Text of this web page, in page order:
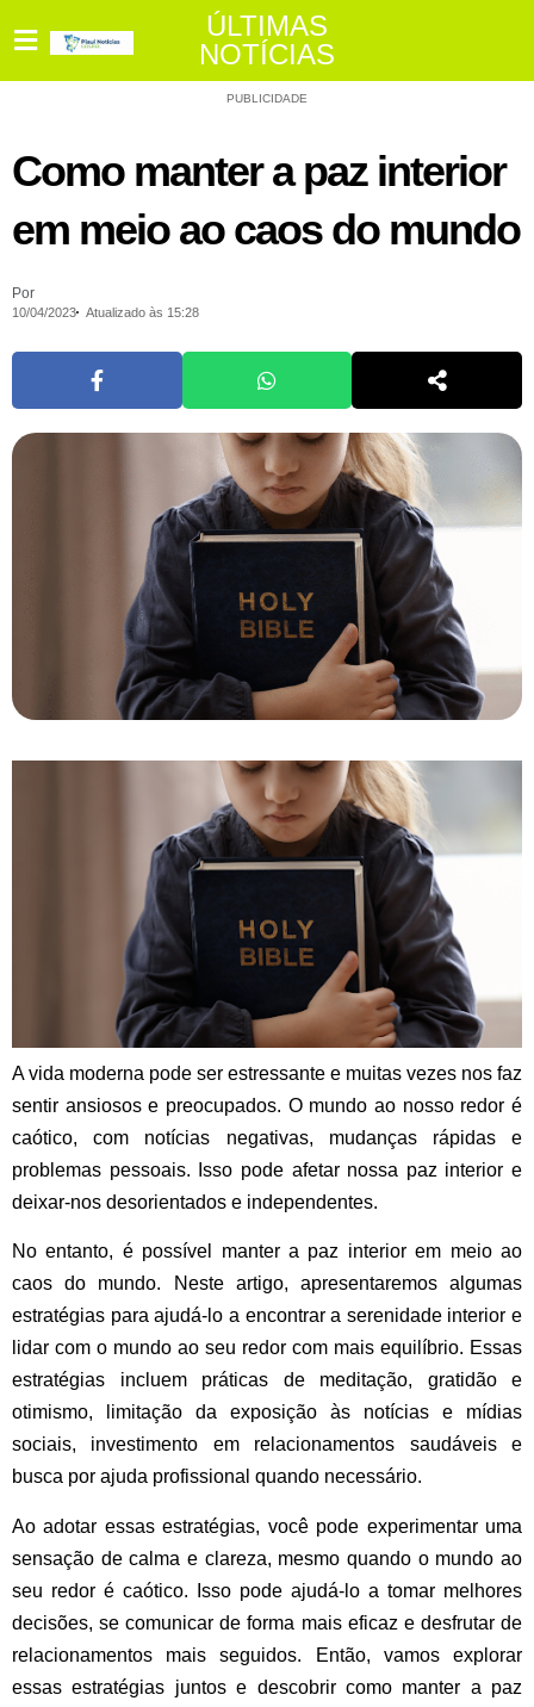
ÚLTIMAS
NOTÍCIAS
PUBLICIDADE
Como manter a paz interior
em meio ao caos do mundo
Por
10/04/2023 Atualizado às 15:28
A vida moderna pode ser estressante e muitas vezes nos faz
sentir ansiosos e preocupados. O mundo ao nosso redor é
caótico, com notícias negativas, mudanças rápidas e
problemas pessoais. Isso pode afetar nossa paz interior e
deixar-nos desorientados e independentes.
No entanto, é possível manter a paz interior em meio ao
caos do mundo. Neste artigo, apresentaremos algumas
estratégias para ajudá-lo a encontrar a serenidade interior e
lidar com o mundo ao seu redor com mais equilíbrio. Essas
estratégias incluem práticas de meditação, gratidão e
otimismo, limitação da exposição às notícias e mídias
sociais, investimento em relacionamentos saudáveis ​​e
busca por ajuda profissional quando necessário.
Ao adotar essas estratégias, você pode experimentar uma
sensação de calma e clareza, mesmo quando o mundo ao
seu redor é caótico. Isso pode ajudá-lo a tomar melhores
decisões, se comunicar de forma mais eficaz e desfrutar de
relacionamentos mais seguidos. Então, vamos explorar
essas estratégias juntos e descobrir como manter a paz